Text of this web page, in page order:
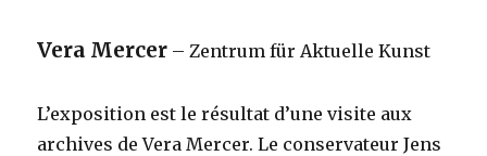
Vera Mercer – Zentrum für Aktuelle Kunst
L’exposition est le résultat d’une visite aux
archives de Vera Mercer. Le conservateur Jens